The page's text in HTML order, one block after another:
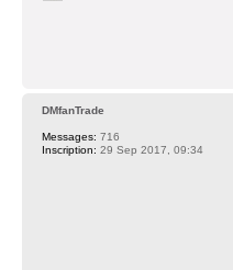
DMfanTrade
Messages: 716
Inscription: 29 Sep 2017, 09:34